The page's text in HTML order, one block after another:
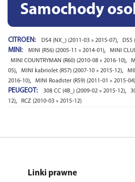
Samochody
CITROEN: DS4 (NX_) (2011-03 » 2015-07), DS5
MINI: MINI (R56) (2005-11 » 2014-01), MINI
MINI COUNTRYMAN (R60) (2010-08 » 2016-10),
05), MINI kabriolet (R57) (2007-10 » 2015-12),
2016-10), MINI Roadster (R59) (2011-01 » 2015-04)
PEUGEOT: 308 CC (4B_) (2009-02 » 2015-12),
12), RCZ (2010-03 » 2015-12)
Linki prawne